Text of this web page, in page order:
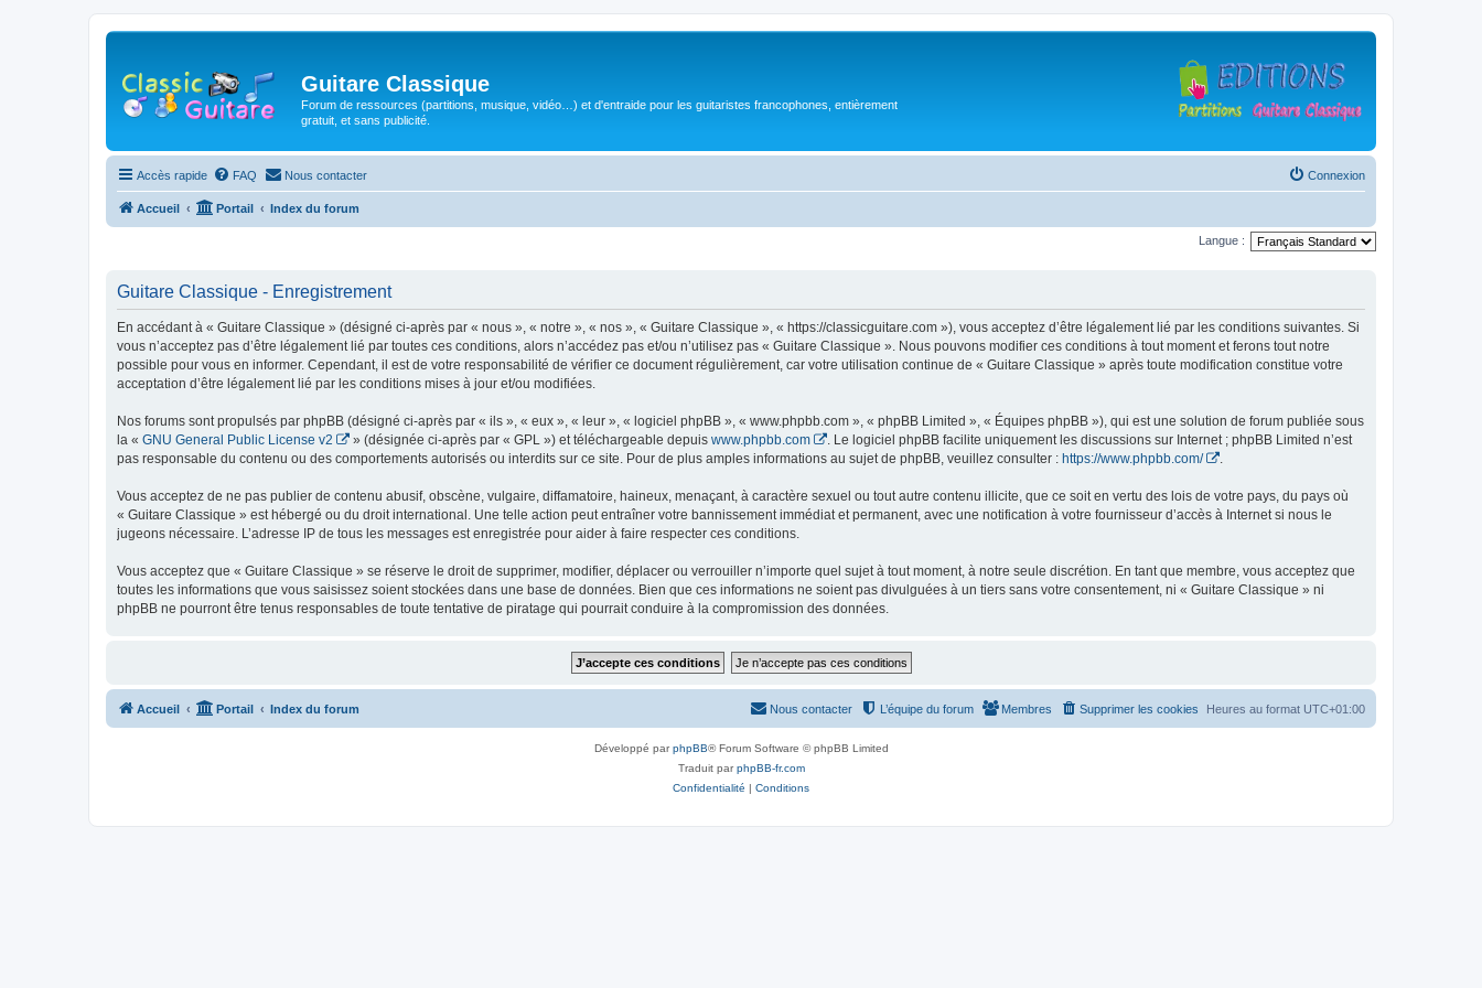
Guitare Classique
Forum de ressources (partitions, musique, vidéo…) et d'entraide pour les guitaristes francophones, entièrement
gratuit, et sans publicité.
Accès rapide FAQ Nous contacter Connexion
Accueil Portail Index du forum
Langue :
Guitare Classique - Enregistrement
En accédant à « Guitare Classique » (désigné ci-après par « nous », « notre », « nos », « Guitare Classique », « https://classicguitare.com »), vous acceptez d’être légalement lié par les conditions suivantes. Si
vous n’acceptez pas d’être légalement lié par toutes ces conditions, alors n’accédez pas et/ou n’utilisez pas « Guitare Classique ». Nous pouvons modifier ces conditions à tout moment et ferons tout notre
possible pour vous en informer. Cependant, il est de votre responsabilité de vérifier ce document régulièrement, car votre utilisation continue de « Guitare Classique » après toute modification constitue votre
acceptation d’être légalement lié par les conditions mises à jour et/ou modifiées.
Nos forums sont propulsés par phpBB (désigné ci-après par « ils », « eux », « leur », « logiciel phpBB », « www.phpbb.com », « phpBB Limited », « Équipes phpBB »), qui est une solution de forum publiée sous
la « GNU General Public License v2 » (désignée ci-après par « GPL ») et téléchargeable depuis www.phpbb.com
. Le logiciel phpBB facilite uniquement les discussions sur Internet ; phpBB Limited n’est
pas responsable du contenu ou des comportements autorisés ou interdits sur ce site. Pour de plus amples informations au sujet de phpBB, veuillez consulter : https://www.phpbb.com/ .
Vous acceptez de ne pas publier de contenu abusif, obscène, vulgaire, diffamatoire, haineux, menaçant, à caractère sexuel ou tout autre contenu illicite, que ce soit en vertu des lois de votre pays, du pays où
« Guitare Classique » est hébergé ou du droit international. Une telle action peut entraîner votre bannissement immédiat et permanent, avec une notification à votre fournisseur d’accès à Internet si nous le
jugeons nécessaire. L’adresse IP de tous les messages est enregistrée pour aider à faire respecter ces conditions.
Vous acceptez que « Guitare Classique » se réserve le droit de supprimer, modifier, déplacer ou verrouiller n’importe quel sujet à tout moment, à notre seule discrétion. En tant que membre, vous acceptez que
toutes les informations que vous saisissez soient stockées dans une base de données. Bien que ces informations ne soient pas divulguées à un tiers sans votre consentement, ni « Guitare Classique » ni
phpBB ne pourront être tenus responsables de toute tentative de piratage qui pourrait conduire à la compromission des données.
Accueil Portail Index du forum Heures au format UTC+01:00
Supprimer les cookies
Membres
L’équipe du forum
Nous contacter
Développé parphpBB® Forum Software © phpBB Limited
Traduit parphpBB-fr.com
Confidentialité | Conditions